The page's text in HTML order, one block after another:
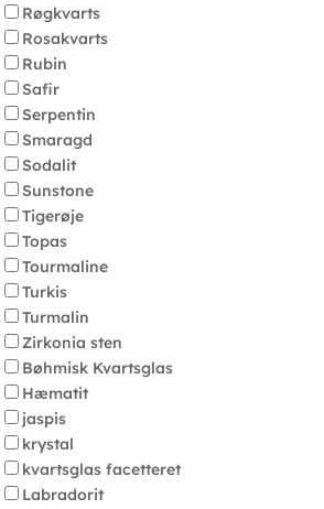
Røgkvarts
Rosakvarts
Rubin
Safir
Serpentin
Smaragd
Sodalit
Sunstone
Tigerøje
Topas
Tourmaline
Turkis
Turmalin
Zirkonia sten
Bøhmisk Kvartsglas
Hæmatit
jaspis
krystal
kvartsglas facetteret
Labradorit